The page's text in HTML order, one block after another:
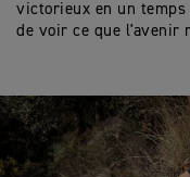
victorieux en un
de voir ce que l'avenir